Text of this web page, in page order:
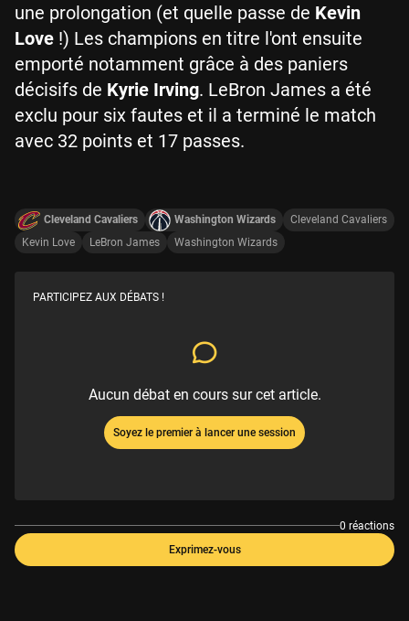
une prolongation (et quelle passe de Kevin
Love !) Les champions en titre l'ont ensuite
emporté notamment grâce à des paniers
décisifs de Kyrie Irving. LeBron James a été
exclu pour six fautes et il a terminé le match
avec 32 points et 17 passes.
Cleveland Cavaliers Washington Wizards
Cleveland Cavaliers
Kevin Love
LeBron James Washington Wizards
PARTICIPEZ AUX DÉBATS !
Aucun débat en cours sur cet article.
Soyez le premier à lancer une session
0 réactions
Exprimez-vous